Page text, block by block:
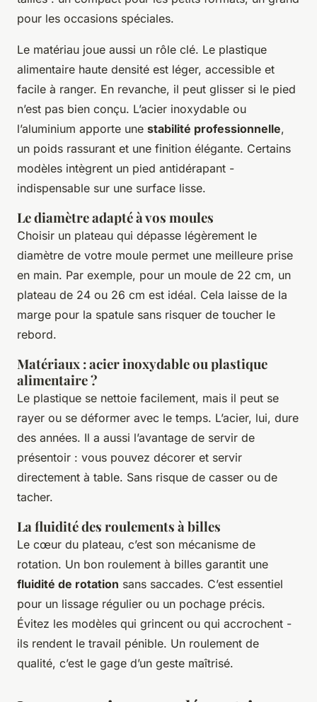
pour les occasions spéciales.
Le matériau joue aussi un rôle clé. Le plastique
alimentaire haute densité est léger, accessible et
facile à ranger. En revanche, il peut glisser si le pied
n’est pas bien conçu. L’acier inoxydable ou
l’aluminium apporte une stabilité professionnelle,
un poids rassurant et une finition élégante. Certains
modèles intègrent un pied antidérapant -
indispensable sur une surface lisse.
Le diamètre adapté à vos moules
Choisir un plateau qui dépasse légèrement le
diamètre de votre moule permet une meilleure prise
en main. Par exemple, pour un moule de 22 cm, un
plateau de 24 ou 26 cm est idéal. Cela laisse de la
marge pour la spatule sans risquer de toucher le
rebord.
Matériaux : acier inoxydable ou plastique
alimentaire ?
Le plastique se nettoie facilement, mais il peut se
rayer ou se déformer avec le temps. L’acier, lui, dure
des années. Il a aussi l’avantage de servir de
présentoir : vous pouvez décorer et servir
directement à table. Sans risque de casser ou de
tacher.
La fluidité des roulements à billes
Le cœur du plateau, c’est son mécanisme de
rotation. Un bon roulement à billes garantit une
fluidité de rotation sans saccades. C’est essentiel
pour un lissage régulier ou un pochage précis.
Évitez les modèles qui grincent ou qui accrochent -
ils rendent le travail pénible. Un roulement de
qualité, c’est le gage d’un geste maîtrisé.